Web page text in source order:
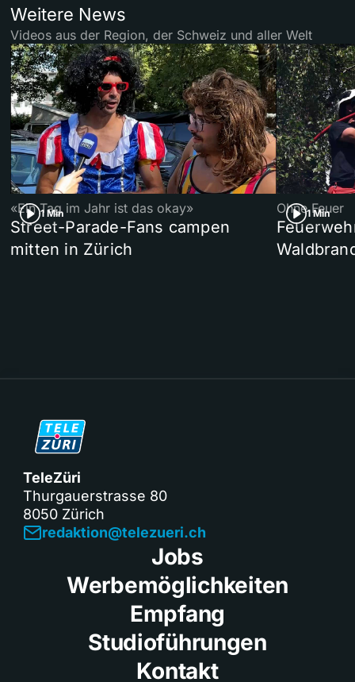
Weitere News
Videos aus der Region, der Schweiz und aller Welt
1 Min
«Ein Tag im Jahr ist das okay»
Street-Parade-Fans campen
mitten in Zürich
1 Min
Ohne Feuer
TeleZüri
Thurgauerstrasse 80
8050 Zürich
redaktion@telezueri.ch
Jobs
Werbemöglichkeiten
Empfang
Studioführungen
Kontakt